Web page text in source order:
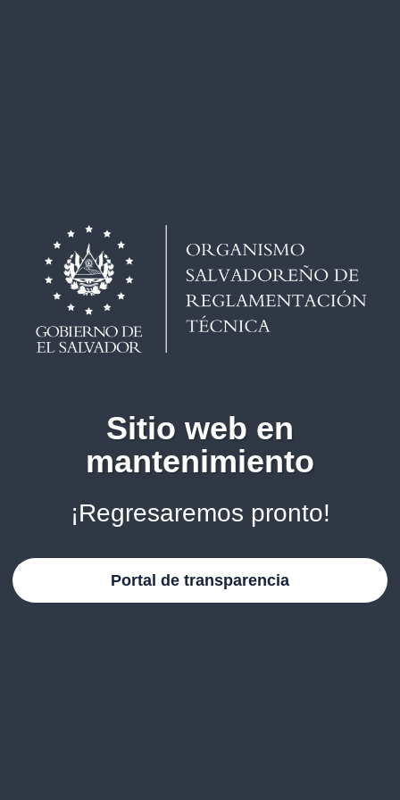
Sitio web en
mantenimiento
¡Regresaremos pronto!
Portal de transparencia